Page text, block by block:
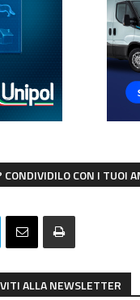
CON I TUOI
ALLA NEWSLETTER